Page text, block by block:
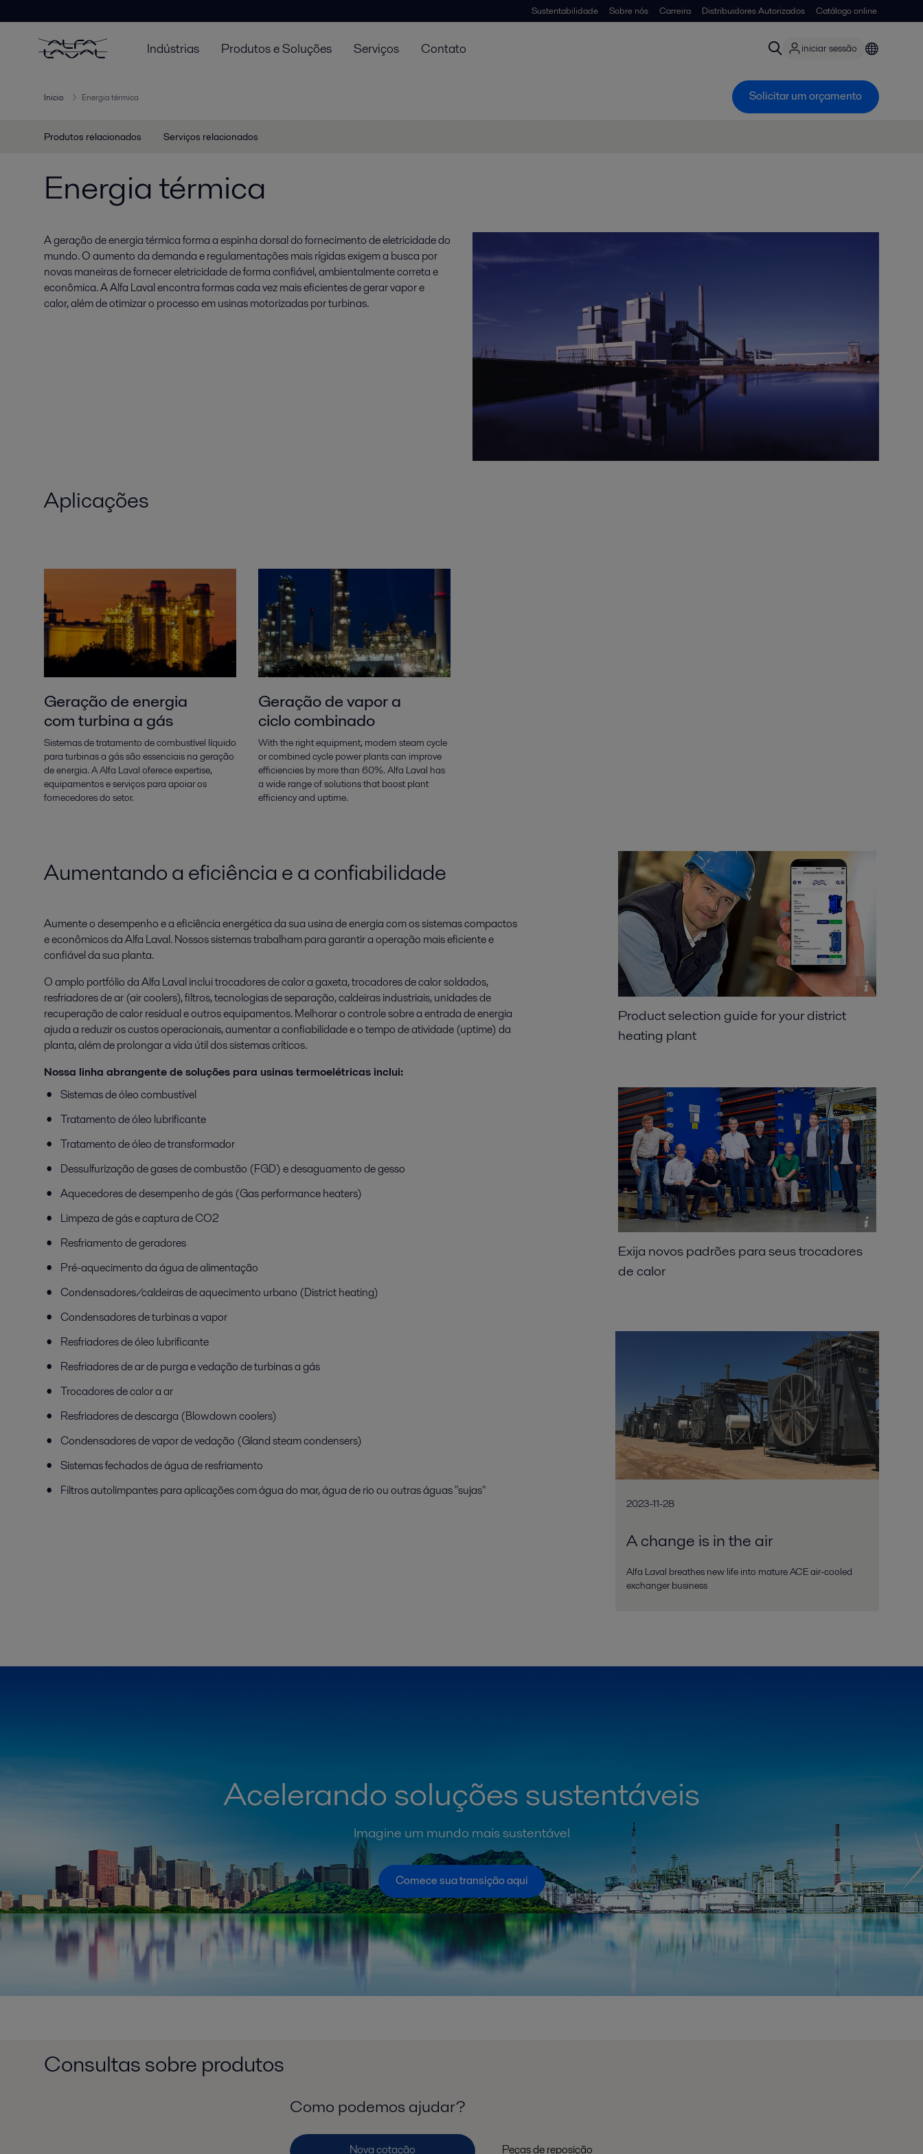
Sustentabilidade Sobre nós Carreira Distribuidores Autorizados Catálogo online
Indústrias Produtos e Soluções Serviços Contato iniciar sessão
Inicio Energia térmica Solicitar um orçamento
Produtos relacionados Serviços relacionados
Energia térmica
A geração de energia térmica forma a espinha dorsal do fornecimento de eletricidade do
mundo. O aumento da demanda e regulamentações mais rígidas exigem a busca por
novas maneiras de fornecer eletricidade de forma confiável, ambientalmente correta e
econômica. A Alfa Laval encontra formas cada vez mais eficientes de gerar vapor e
calor, além de otimizar o processo em usinas motorizadas por turbinas.
Aplicações
Geração de energia
com turbina a gás
Sistemas de tratamento de combustível líquido
para turbinas a gás são essenciais na geração
de energia. A Alfa Laval oferece expertise,
equipamentos e serviços para apoiar os
fornecedores do setor.
Geração de vapor a
ciclo combinado
With the right equipment, modern steam cycle
or combined cycle power plants can improve
efficiencies by more than 60%. Alfa Laval has
a wide range of solutions that boost plant
efficiency and uptime.
Aumentando a eficiência e a confiabilidade
Aumente o desempenho e a eficiência energética da sua usina de energia com os sistemas compactos
e econômicos da Alfa Laval. Nossos sistemas trabalham para garantir a operação mais eficiente e
confiável da sua planta.
O amplo portfólio da Alfa Laval inclui trocadores de calor a gaxeta, trocadores de calor soldados,
resfriadores de ar (air coolers), filtros, tecnologias de separação, caldeiras industriais, unidades de
recuperação de calor residual e outros equipamentos. Melhorar o controle sobre a entrada de energia
ajuda a reduzir os custos operacionais, aumentar a confiabilidade e o tempo de atividade (uptime) da
planta, além de prolongar a vida útil dos sistemas críticos.
Nossa linha abrangente de soluções para usinas termoelétricas inclui:
Sistemas de óleo combustível
Tratamento de óleo lubrificante
Tratamento de óleo de transformador
Dessulfurização de gases de combustão (FGD) e desaguamento de gesso
Aquecedores de desempenho de gás (Gas performance heaters)
Limpeza de gás e captura de CO2
Resfriamento de geradores
Pré-aquecimento da água de alimentação
Condensadores/caldeiras de aquecimento urbano (District heating)
Condensadores de turbinas a vapor
Resfriadores de óleo lubrificante
Resfriadores de ar de purga e vedação de turbinas a gás
Trocadores de calor a ar
Resfriadores de descarga (Blowdown coolers)
Condensadores de vapor de vedação (Gland steam condensers)
Sistemas fechados de água de resfriamento
Filtros autolimpantes para aplicações com água do mar, água de rio ou outras águas "sujas"
Product selection guide for your district
heating plant
Exija novos padrões para seus trocadores
de calor
2023-11-28
A change is in the air
Alfa Laval breathes new life into mature ACE air-cooled
exchanger business
Acelerando soluções sustentáveis
Imagine um mundo mais sustentável
Comece sua transição aqui
Consultas sobre produtos
Como podemos ajudar?